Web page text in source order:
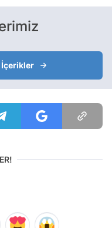
İçerikler